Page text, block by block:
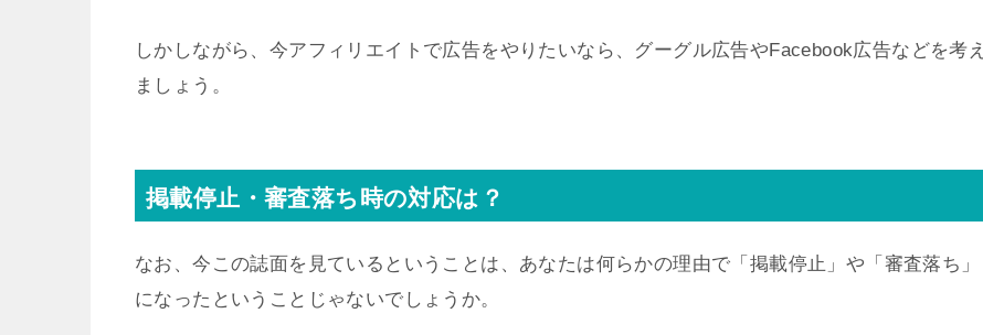
しかしながら、今アフィリエイトで広告をやりたいなら、グーグル広告やFacebook広告などを考え
ましょう。
掲載停止・審査落ち時の対応は？
なお、今この誌面を見ているということは、あなたは何らかの理由で「掲載停止」や「審査落ち」
になったということじゃないでしょうか。